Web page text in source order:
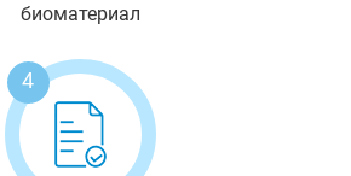
биоматериал
4